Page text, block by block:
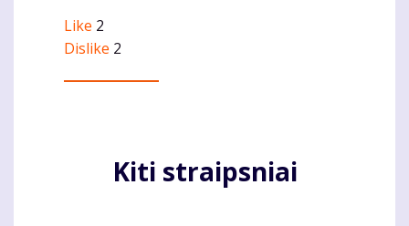
Like 2
Dislike 2
Kiti straipsniai